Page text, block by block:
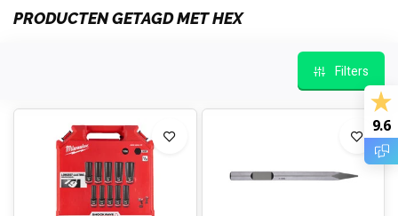
PRODUCTEN GETAGD MET HEX
Filters
9.6